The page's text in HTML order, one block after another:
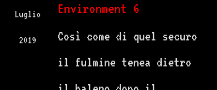
Luglio
2019
Environment 6
Così come di quel securo
il fulmine tenea dietro